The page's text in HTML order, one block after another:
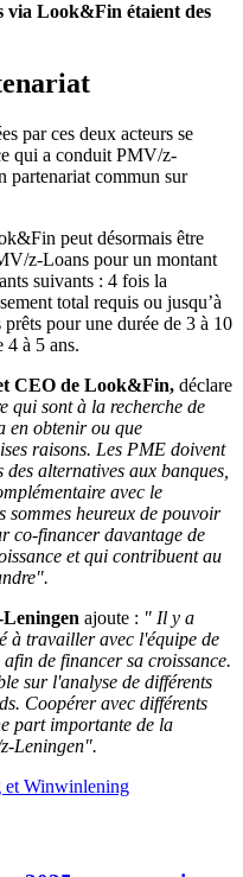
via Look&Fin étaient des
par ces deux acteurs se
qui a conduit PMV/z-
partenariat commun sur
peut désormais être
z-Loans pour un montant
suivants : 4 fois la
total requis ou jusqu’à
pour une durée de 3 à 10
à 5 ans.
CEO de Look&Fin, déclare
qui sont à la recherche de
en obtenir ou que
raisons. Les PME doivent
alternatives aux banques,
avec le
heureux de pouvoir
co-financer davantage de
et qui contribuent au
ajoute : " Il y a
à travailler avec l'équipe de
de financer sa croissance.
sur l'analyse de différents
Coopérer avec différents
part importante de la
Leningen".
et Winwinlening